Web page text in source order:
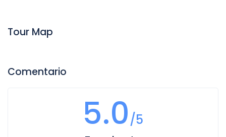
Tour Map
Comentario
5.0/5